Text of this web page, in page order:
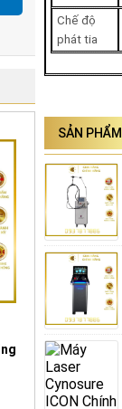
như
sĩ
Chế độ
phát tia
SẢN